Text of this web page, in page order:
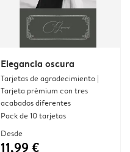
Elegancia oscura
Tarjetas de agradecimiento |
Tarjeta prémium con tres
acabados diferentes
Pack de 10 tarjetas
Desde
11,99 €